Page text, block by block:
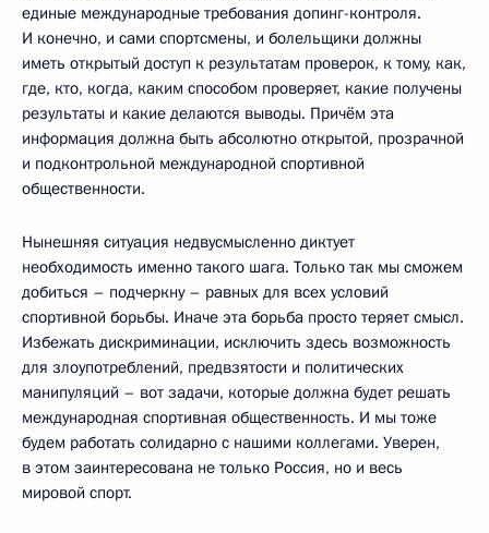
единые международные требования допинг-контроля.
И конечно, и сами спортсмены, и болельщики должны
иметь открытый доступ к результатам проверок, к тому, как,
где, кто, когда, каким способом проверяет, какие получены
результаты и какие делаются выводы. Причём эта
информация должна быть абсолютно открытой, прозрачной
и подконтрольной международной спортивной
общественности.
Нынешняя ситуация недвусмысленно диктует
необходимость именно такого шага. Только так мы сможем
добиться – подчеркну – равных для всех условий
спортивной борьбы. Иначе эта борьба просто теряет смысл.
Избежать дискриминации, исключить здесь возможность
для злоупотреблений, предвзятости и политических
манипуляций – вот задачи, которые должна будет решать
международная спортивная общественность. И мы тоже
будем работать солидарно с нашими коллегами. Уверен,
в этом заинтересована не только Россия, но и весь
мировой спорт.